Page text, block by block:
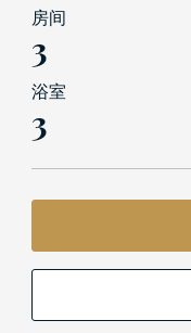
房间
3
浴室
3